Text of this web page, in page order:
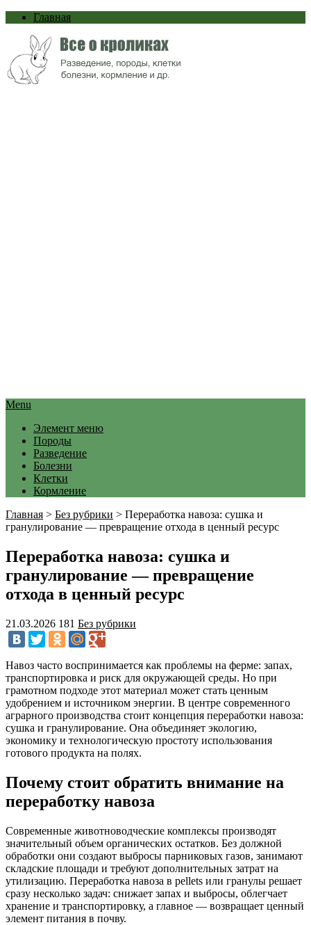
Главная
Menu
Элемент меню
Породы
Разведение
Болезни
Клетки
Кормление
Главная > Без рубрики > Переработка навоза: сушка и
гранулирование — превращение отхода в ценный ресурс
Переработка навоза: сушка и
гранулирование — превращение
отхода в ценный ресурс
21.03.2026 181 Без рубрики
Навоз часто воспринимается как проблемы на ферме: запах,
транспортировка и риск для окружающей среды. Но при
грамотном подходе этот материал может стать ценным
удобрением и источником энергии. В центре современного
аграрного производства стоит концепция переработки навоза:
сушка и гранулирование. Она объединяет экологию,
экономику и технологическую простоту использования
готового продукта на полях.
Почему стоит обратить внимание на
переработку навоза
Современные животноводческие комплексы производят
значительный объем органических остатков. Без должной
обработки они создают выбросы парниковых газов, занимают
складские площади и требуют дополнительных затрат на
утилизацию. Переработка навоза в pellets или гранулы решает
сразу несколько задач: снижает запах и выбросы, облегчает
хранение и транспортировку, а главное — возвращает ценный
элемент питания в почву.